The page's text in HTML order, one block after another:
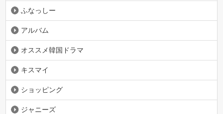
ふなっしー
アルバム
オススメ韓国ドラマ
キスマイ
ショッピング
ジャニーズ